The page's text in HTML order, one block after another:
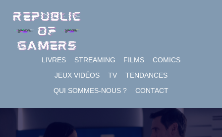
content
LIVRES STREAMING FILMS
COMICS
JEUX VIDÉOS
TV
TENDANCES
QUI SOMMES-NOUS ?
CONTACT